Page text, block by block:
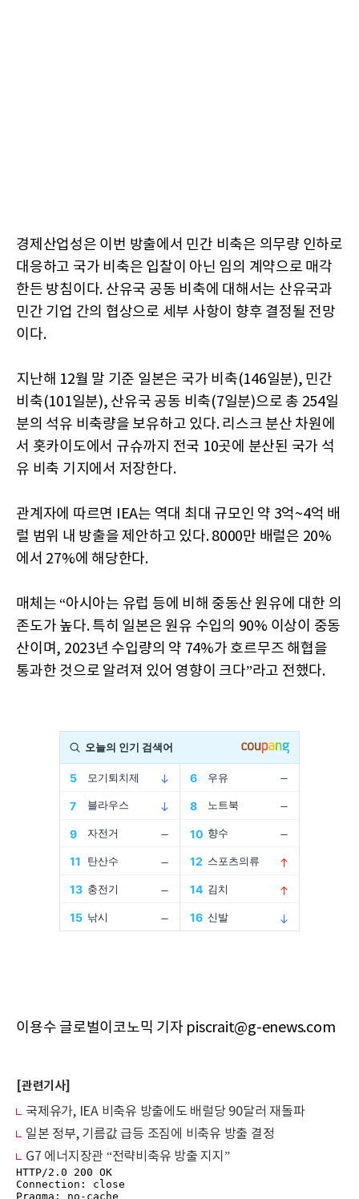
경제산업성은 이번 방출에서 민간 비축은 의무량 인하로
대응하고 국가 비축은 입찰이 아닌 임의 계약으로 매각
한든 방침이다. 산유국 공동 비축에 대해서는 산유국과
민간 기업 간의 협상으로 세부 사항이 향후 결정될 전망
이다.
지난해 12월 말 기준 일본은 국가 비축(146일분), 민간
비축(101일분), 산유국 공동 비축(7일분)으로 총 254일
분의 석유 비축량을 보유하고 있다. 리스크 분산 차원에
서 홋카이도에서 규슈까지 전국 10곳에 분산된 국가 석
유 비축 기지에서 저장한다.
관계자에 따르면 IEA는 역대 최대 규모인 약 3억~4억 배
럴 범위 내 방출을 제안하고 있다. 8000만 배럴은 20%
에서 27%에 해당한다.
매체는 “아시아는 유럽 등에 비해 중동산 원유에 대한 의
존도가 높다. 특히 일본은 원유 수입의 90% 이상이 중동
산이며, 2023년 수입량의 약 74%가 호르무즈 해협을
통과한 것으로 알려져 있어 영향이 크다”라고 전했다.
이용수 글로벌이코노믹 기자 piscrait@g-enews.com
[관련기사]
국제유가, IEA 비축유 방출에도 배럴당 90달러 재돌파
일본 정부, 기름값 급등 조짐에 비축유 방출 결정
G7 에너지장관 “전략비축유 방출 지지”